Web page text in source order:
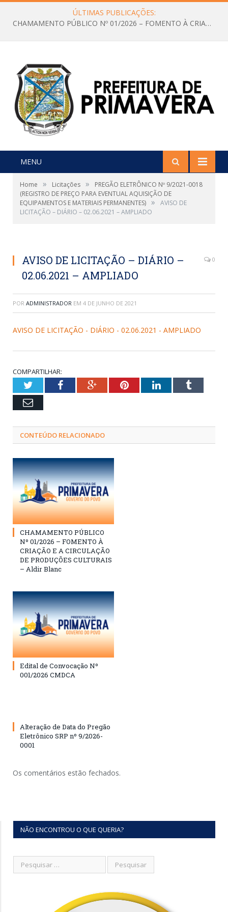
ÚLTIMAS PUBLICAÇÕES:
CHAMAMENTO PÚBLICO Nº 01/2026 – FOMENTO À CRIAÇÃO E A CIRCULAÇÃO DE PRODUÇÕES CULTURAIS – Aldir Blanc
MENU
Home » Licitações »
PREGÃO ELETRÔNICO Nº 9/2021-0018
(REGISTRO DE PREÇO PARA EVENTUAL AQUISIÇÃO DE
EQUIPAMENTOS E MATERIAIS PERMANENTES) »
AVISO DE
LICITAÇÃO – DIÁRIO – 02.06.2021 – AMPLIADO
AVISO DE LICITAÇÃO – DIÁRIO –
02.06.2021 – AMPLIADO
0
POR ADMINISTRADOR EM 4 DE JUNHO DE 2021
AVISO DE LICITAÇÃO - DIÁRIO - 02.06.2021 - AMPLIADO
COMPARTILHAR:
TwitterFacebookGoogle+PinterestLinkedInTumblr
Email
CONTEÚDO RELACIONADO
CHAMAMENTO PÚBLICO
Nº 01/2026 – FOMENTO À
CRIAÇÃO E A CIRCULAÇÃO
DE PRODUÇÕES CULTURAIS
– Aldir Blanc
Edital de Convocação Nº
001/2026 CMDCA
Alteração de Data do Pregão
Eletrônico SRP nº 9/2026-
0001
Os comentários estão fechados.
NÃO ENCONTROU O QUE QUERIA?